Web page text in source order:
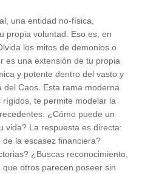
una entidad no-física,
propia voluntad. Eso es, en
los mitos de demonios o
es una extensión de tu propia
y potente dentro del vasto y
Caos. Esta rama moderna
te permite modelar la
¿Cómo puede un
vida? La respuesta es directa:
la escasez financiera?
¿Buscas reconocimiento,
otros parecen poseer sin